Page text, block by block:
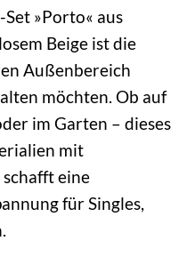
»Porto« aus
Beige ist die
Außenbereich
möchten. Ob auf
im Garten – dieses
mit
eine
für Singles,